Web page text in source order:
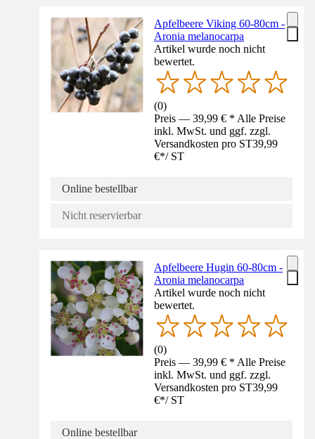
Apfelbeere Viking 60-80cm -
Aronia melanocarpa
Artikel wurde noch nicht
bewertet.
(0)
Preis — 39,99 € * Alle Preise
inkl. MwSt. und ggf. zzgl.
Versandkosten pro ST39,99
€*/ ST
Online bestellbar
Nicht reservierbar
Apfelbeere Hugin 60-80cm -
Aronia melanocarpa
Artikel wurde noch nicht
bewertet.
(0)
Preis — 39,99 € * Alle Preise
inkl. MwSt. und ggf. zzgl.
Versandkosten pro ST39,99
€*/ ST
Online bestellbar